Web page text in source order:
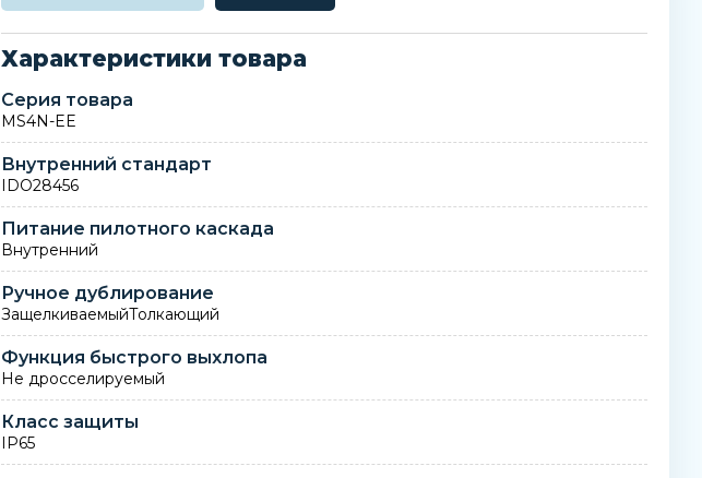
Характеристики товара
Серия товара
MS4N-EE
Внутренний стандарт
IDO28456
Питание пилотного каскада
Внутренний
Ручное дублирование
ЗащелкиваемыйТолкающий
Функция быстрого выхлопа
Не дросселируемый
Класс защиты
IP65